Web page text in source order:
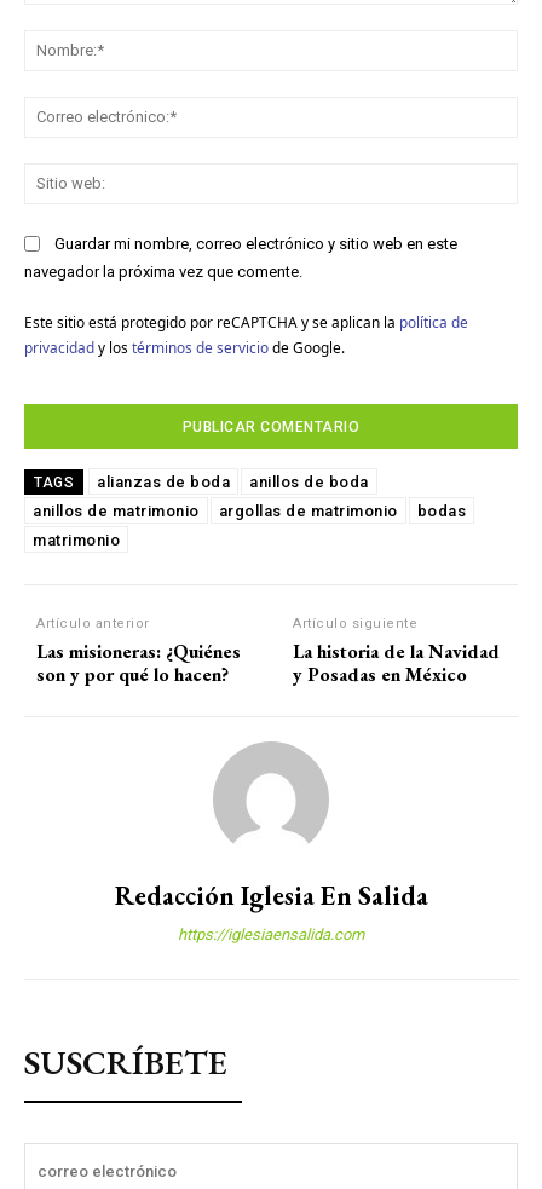
Guardar mi nombre, correo electrónico y sitio web en este
navegador la próxima vez que comente.
Este sitio está protegido por reCAPTCHA y se aplican la política de
privacidady los términos de serviciode Google.
TAGS alianzas de boda
anillos de boda
anillos de matrimonio
argollas de matrimonio
bodas
matrimonio
Artículo anterior
Las misioneras: ¿Quiénes
son y por qué lo hacen?
Artículo siguiente
La historia de la Navidad
y Posadas en México
Redacción Iglesia En Salida
https://iglesiaensalida.com
SUSCRÍBETE